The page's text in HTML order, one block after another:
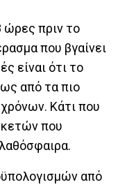
πριν το
που βγαίνει
είναι ότι το
από τα πιο
Κάτι που
που
από